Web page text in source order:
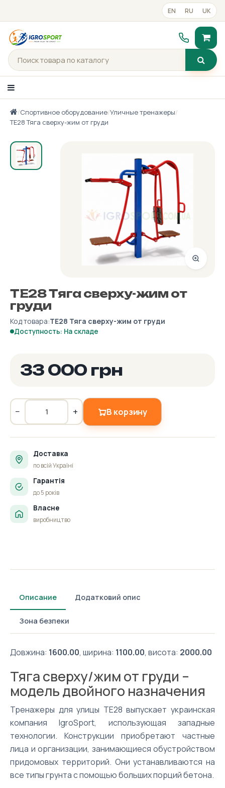
EN RU UK
Каталог товаров
Портфолио
Готові рішення
/Спортивное оборудование/Уличные тренажеры/
ТЕ28 Тяга сверху-жим от груди
ТЕ28 Тяга сверху-жим от
груди
Код товара:ТЕ28 Тяга сверху-жим от груди
Доступность: На складе
33 000 грн
− + В корзину
Доставка
по всій Україні
Гарантія
до 5 років
Власне
виробництво
Описание Додатковий опис
Зона безпеки
Довжина: 1600.00, ширина: 1100.00, висота: 2000.00
Тяга сверху/жим от груди –
модель двойного назначения
Тренажеры для улицы ТЕ28 выпускает украинская
компания IgroSport, использующая западные
технологии. Конструкции приобретают частные
лица и организации, занимающиеся обустройством
придомовых территорий. Они устанавливаются на
все типы грунта с помощью больших порций бетона.